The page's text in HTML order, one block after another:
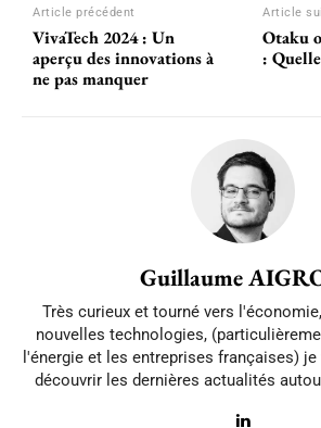
Article précédent
VivaTech 2024 : Un
aperçu des innovations à
ne pas manquer
Article
Otaku
:
Guillaume
Très curieux et tourné vers
nouvelles technologies,
l'énergie et les entreprises françaises)
découvrir les dernières actualités